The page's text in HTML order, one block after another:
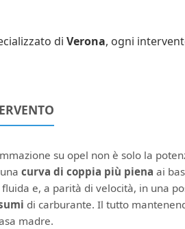
di Verona, ogni
su opel non è solo la
curva di coppia più piena ai
e, a parità di velocità, in una
di carburante. Il tutto
madre.